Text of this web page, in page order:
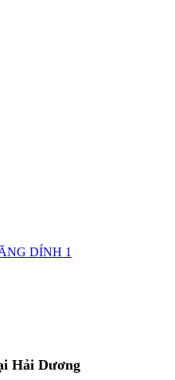
DÍNH 1
Hải Dương